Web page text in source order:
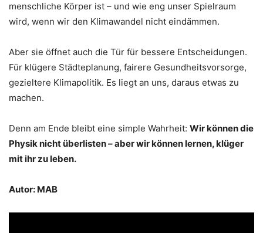
menschliche Körper ist – und wie eng unser Spielraum
wird, wenn wir den Klimawandel nicht eindämmen.
Aber sie öffnet auch die Tür für bessere Entscheidungen.
Für klügere Städteplanung, fairere Gesundheitsvorsorge,
gezieltere Klimapolitik. Es liegt an uns, daraus etwas zu
machen.
Denn am Ende bleibt eine simple Wahrheit: Wir können die
Physik nicht überlisten – aber wir können lernen, klüger
mit ihr zu leben.
Autor: MAB